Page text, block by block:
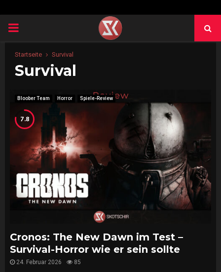
PRIMARY
MENU
Startseite Survival
Survival
Bloober Team Horror Spiele-Review
7.8
Cronos: The New Dawn im Test –
Survival-Horror wie er sein sollte
24. Februar 2026 85